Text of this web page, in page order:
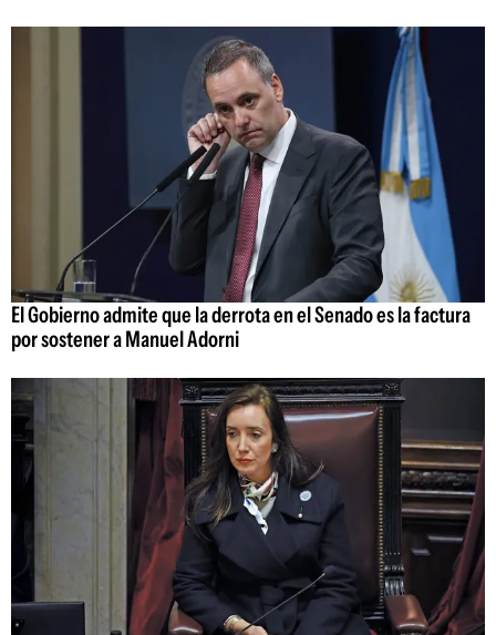
El Gobierno admite que la derrota en el Senado es la factura
por sostener a Manuel Adorni